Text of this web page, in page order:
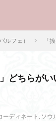
ルフェ） 「
どちらが
ーディネート , ソウ